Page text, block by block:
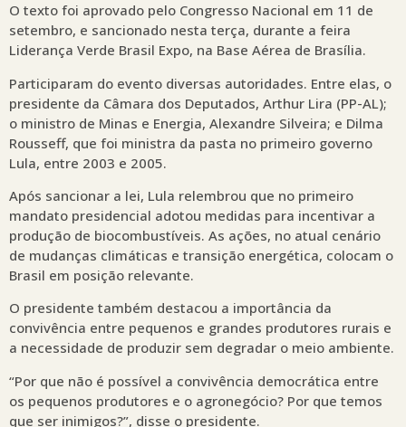
O texto foi aprovado pelo Congresso Nacional em 11 de
setembro, e sancionado nesta terça, durante a feira
Liderança Verde Brasil Expo, na Base Aérea de Brasília.
Participaram do evento diversas autoridades. Entre elas, o
presidente da Câmara dos Deputados, Arthur Lira (PP-AL);
o ministro de Minas e Energia, Alexandre Silveira; e Dilma
Rousseff, que foi ministra da pasta no primeiro governo
Lula, entre 2003 e 2005.
Após sancionar a lei, Lula relembrou que no primeiro
mandato presidencial adotou medidas para incentivar a
produção de biocombustíveis. As ações, no atual cenário
de mudanças climáticas e transição energética, colocam o
Brasil em posição relevante.
O presidente também destacou a importância da
convivência entre pequenos e grandes produtores rurais e
a necessidade de produzir sem degradar o meio ambiente.
“Por que não é possível a convivência democrática entre
os pequenos produtores e o agronegócio? Por que temos
que ser inimigos?”, disse o presidente.